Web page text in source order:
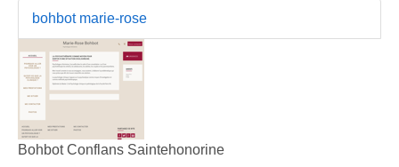
bohbot marie-rose
Bohbot Conflans Saintehonorine